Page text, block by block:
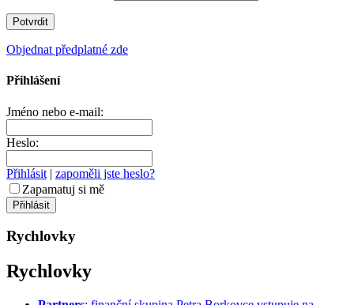
Objednat předplatné zde
Přihlášení
Jméno nebo e-mail:
Heslo:
Přihlásit | zapoměli jste heslo?
Zapamatuj si mě
Rychlovky
Rychlovky